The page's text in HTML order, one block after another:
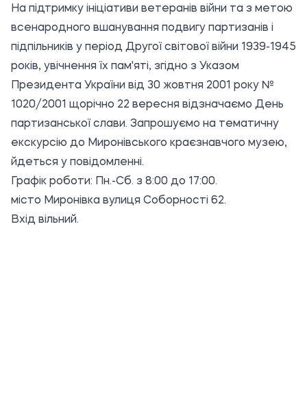
На підтримку ініціативи ветеранів війни та з метою
всенародного вшанування подвигу партизанів і
підпільників у період Другої світової війни 1939-1945
років, увічнення їх пам'яті, згідно з Указом
Президента України від 30 жовтня 2001 року №
1020/2001 щорічно 22 вересня відзначаємо День
партизанської слави. Запрошуємо на тематичну
екскурсію до Миронівського краєзнавчого музею,
йдеться у повідомленні.
Графік роботи: Пн.-Сб. з 8:00 до 17:00.
місто Миронівка вулиця Соборності 62.
Вхід вільний.